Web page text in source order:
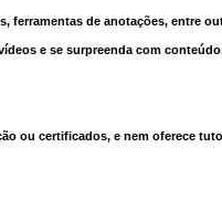
ferramentas de anotações, entre
e se surpreenda com
ou certificados, e nem oferece